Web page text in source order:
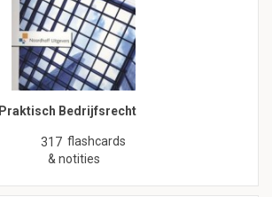
Praktisch Bedrijfsrecht
317 flashcards
& notities